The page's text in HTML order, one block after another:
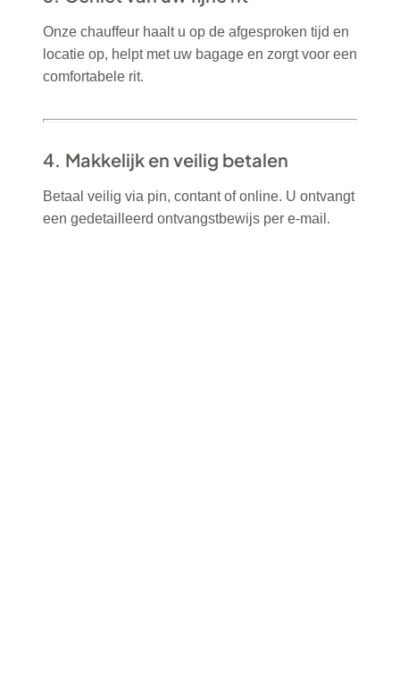
Onze chauffeur haalt u op de afgesproken tijd en
locatie op, helpt met uw bagage en zorgt voor een
comfortabele rit.
4. Makkelijk en veilig betalen
Betaal veilig via pin, contant of online. U ontvangt
een gedetailleerd ontvangstbewijs per e-mail.